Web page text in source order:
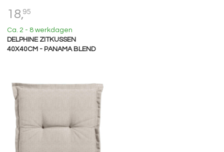
18,95
Ca. 2 - 8 werkdagen
DELPHINE ZITKUSSEN
40X40CM - PANAMA BLEND